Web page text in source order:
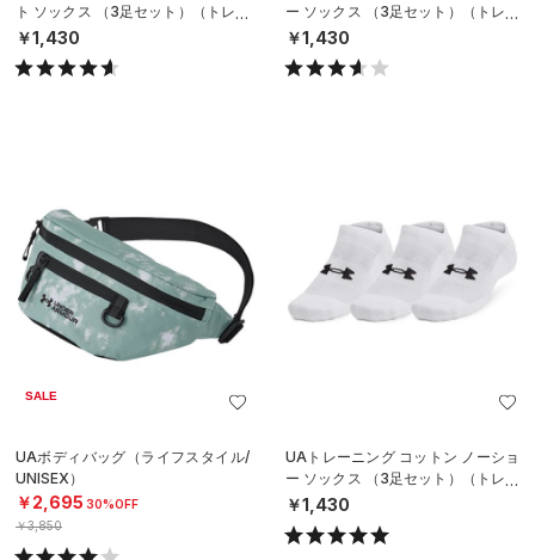
ト ソックス （3足セット）（トレー
ニング/UNISEX）
￥1,430
ー ソックス （3足セット）（トレー
ニング/UNISEX）
￥1,430
SALE
UAボディバッグ（ライフスタイル/
UNISEX）
￥2,695 30%OFF
￥3,850
UAトレーニング コットン ノーショ
ー ソックス （3足セット）（トレー
ニング/UNISEX）
￥1,430